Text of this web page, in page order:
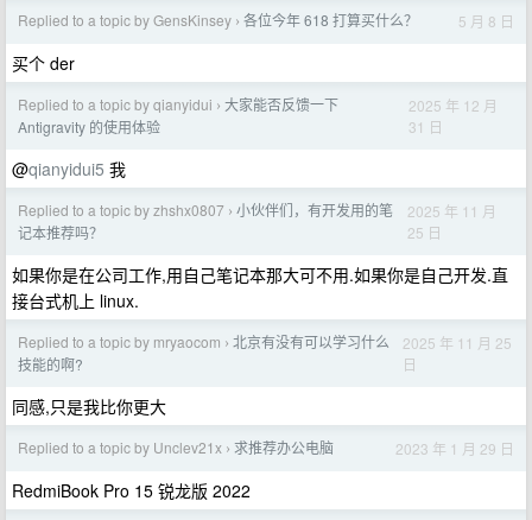
Replied to a topic by GensKinsey › 各位今年 618 打算买什么？ 5 月 8 日
买个 der
Replied to a topic by qianyidui › 大家能否反馈一下
Antigravity 的使用体验
2025 年 12 月
31 日
@qianyidui5 我
Replied to a topic by zhshx0807 › 小伙伴们，有开发用的笔
记本推荐吗？
2025 年 11 月
25 日
如果你是在公司工作,用自己笔记本那大可不用.如果你是自己开发.直
接台式机上 linux.
Replied to a topic by mryaocom › 北京有没有可以学习什么
技能的啊?
2025 年 11 月 25
日
同感,只是我比你更大
Replied to a topic by Unclev21x › 求推荐办公电脑 2023 年 1 月 29 日
RedmiBook Pro 15 锐龙版 2022